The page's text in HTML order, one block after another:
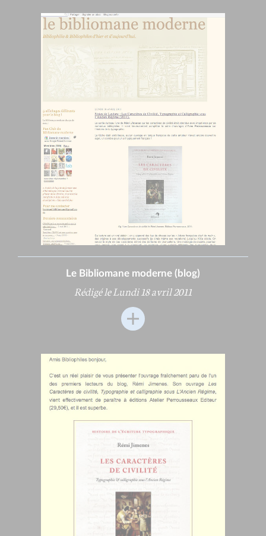
Le Bibliomane moderne (blog)
Rédigé le Lundi 18 avril 2011